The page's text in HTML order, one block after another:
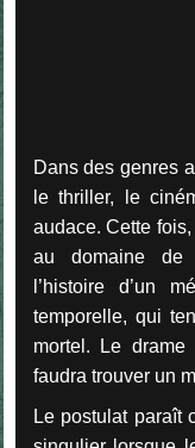
Dans des genres
le thriller, le
audace. Cette
au domaine de
l’histoire d’un
temporelle, qui
mortel. Le
faudra trouver un
Le postulat paraît